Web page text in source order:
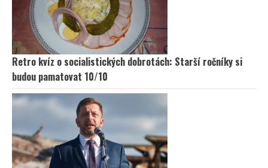
Retro kvíz o socialistických dobrotách: Starší ročníky si
budou pamatovat 10/10